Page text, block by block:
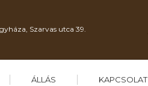
Szarvas utca 39.
ÁLLÁS KAPCSOLAT